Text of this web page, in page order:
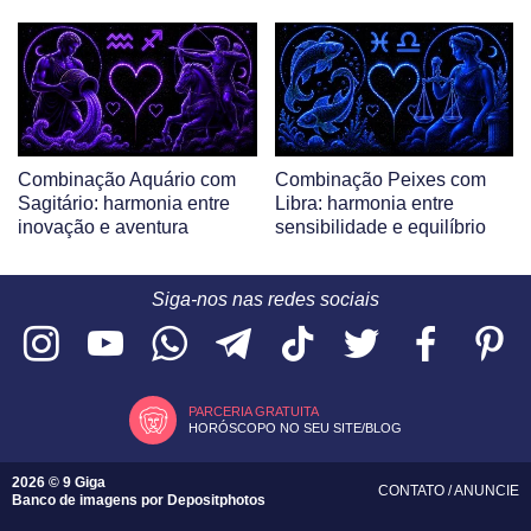
Combinação Aquário com
Sagitário: harmonia entre
inovação e aventura
Combinação Peixes com
Libra: harmonia entre
sensibilidade e equilíbrio
Siga-nos nas redes sociais
PARCERIA GRATUITA
HORÓSCOPO NO SEU SITE/BLOG
2026 © 9 Giga
Banco de imagens por Depositphotos
CONTATO /ANUNCIE